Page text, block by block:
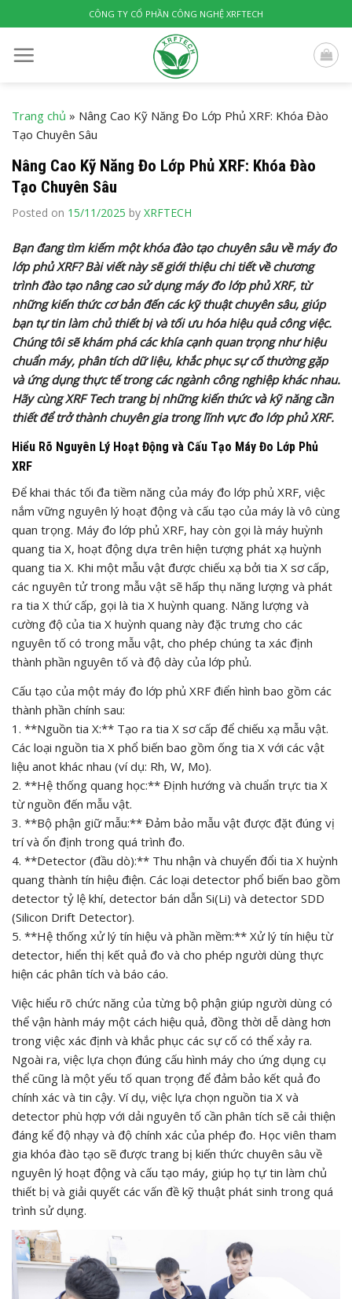
to
content
CÔNG TY CỔ PHẦN CÔNG NGHỆ XRFTECH
Trang chủ » Nâng Cao Kỹ Năng Đo Lớp Phủ XRF: Khóa Đào
Tạo Chuyên Sâu
Nâng Cao Kỹ Năng Đo Lớp Phủ XRF: Khóa Đào
Tạo Chuyên Sâu
Posted on 15/11/2025 by XRFTECH
Bạn đang tìm kiếm một khóa đào tạo chuyên sâu về máy đo
lớp phủ XRF? Bài viết này sẽ giới thiệu chi tiết về chương
trình đào tạo nâng cao sử dụng máy đo lớp phủ XRF, từ
những kiến thức cơ bản đến các kỹ thuật chuyên sâu, giúp
bạn tự tin làm chủ thiết bị và tối ưu hóa hiệu quả công việc.
Chúng tôi sẽ khám phá các khía cạnh quan trọng như hiệu
chuẩn máy, phân tích dữ liệu, khắc phục sự cố thường gặp
và ứng dụng thực tế trong các ngành công nghiệp khác nhau.
Hãy cùng XRF Tech trang bị những kiến thức và kỹ năng cần
thiết để trở thành chuyên gia trong lĩnh vực đo lớp phủ XRF.
Hiểu Rõ Nguyên Lý Hoạt Động và Cấu Tạo Máy Đo Lớp Phủ
XRF
Để khai thác tối đa tiềm năng của máy đo lớp phủ XRF, việc
nắm vững nguyên lý hoạt động và cấu tạo của máy là vô cùng
quan trọng. Máy đo lớp phủ XRF, hay còn gọi là máy huỳnh
quang tia X, hoạt động dựa trên hiện tượng phát xạ huỳnh
quang tia X. Khi một mẫu vật được chiếu xạ bởi tia X sơ cấp,
các nguyên tử trong mẫu vật sẽ hấp thụ năng lượng và phát
ra tia X thứ cấp, gọi là tia X huỳnh quang. Năng lượng và
cường độ của tia X huỳnh quang này đặc trưng cho các
nguyên tố có trong mẫu vật, cho phép chúng ta xác định
thành phần nguyên tố và độ dày của lớp phủ.
Cấu tạo của một máy đo lớp phủ XRF điển hình bao gồm các
thành phần chính sau:
1. **Nguồn tia X:** Tạo ra tia X sơ cấp để chiếu xạ mẫu vật.
Các loại nguồn tia X phổ biến bao gồm ống tia X với các vật
liệu anot khác nhau (ví dụ: Rh, W, Mo).
2. **Hệ thống quang học:** Định hướng và chuẩn trực tia X
từ nguồn đến mẫu vật.
3. **Bộ phận giữ mẫu:** Đảm bảo mẫu vật được đặt đúng vị
trí và ổn định trong quá trình đo.
4. **Detector (đầu dò):** Thu nhận và chuyển đổi tia X huỳnh
quang thành tín hiệu điện. Các loại detector phổ biến bao gồm
detector tỷ lệ khí, detector bán dẫn Si(Li) và detector SDD
(Silicon Drift Detector).
5. **Hệ thống xử lý tín hiệu và phần mềm:** Xử lý tín hiệu từ
detector, hiển thị kết quả đo và cho phép người dùng thực
hiện các phân tích và báo cáo.
Việc hiểu rõ chức năng của từng bộ phận giúp người dùng có
thể vận hành máy một cách hiệu quả, đồng thời dễ dàng hơn
trong việc xác định và khắc phục các sự cố có thể xảy ra.
Ngoài ra, việc lựa chọn đúng cấu hình máy cho ứng dụng cụ
thể cũng là một yếu tố quan trọng để đảm bảo kết quả đo
chính xác và tin cậy. Ví dụ, việc lựa chọn nguồn tia X và
detector phù hợp với dải nguyên tố cần phân tích sẽ cải thiện
đáng kể độ nhạy và độ chính xác của phép đo. Học viên tham
gia khóa đào tạo sẽ được trang bị kiến thức chuyên sâu về
nguyên lý hoạt động và cấu tạo máy, giúp họ tự tin làm chủ
thiết bị và giải quyết các vấn đề kỹ thuật phát sinh trong quá
trình sử dụng.